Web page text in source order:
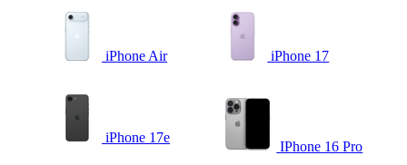
iPhone Air iPhone 17
iPhone 17e
IPhone 16 Pro